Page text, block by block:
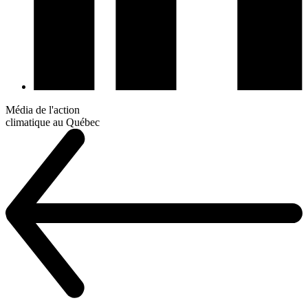
Média de l'action
climatique au Québec